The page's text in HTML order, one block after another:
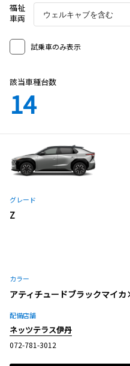
福祉
車両
試乗車のみ表示
該当車種台数
14
グレード
Z
カラー
アティチュードブラックマイ
配備店舗
ネッツテラス伊丹
072-781-3012